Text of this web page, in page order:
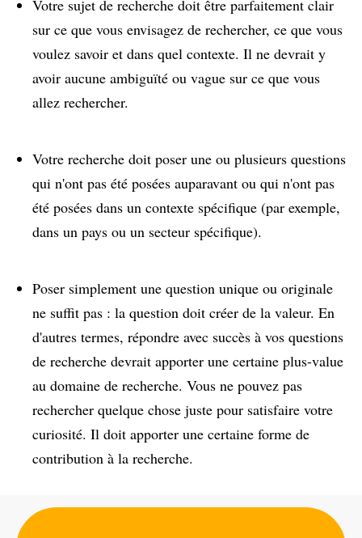
Votre sujet de recherche doit être parfaitement clair
sur ce que vous envisagez de rechercher, ce que vous
voulez savoir et dans quel contexte. Il ne devrait y
avoir aucune ambiguïté ou vague sur ce que vous
allez rechercher.
Votre recherche doit poser une ou plusieurs questions
qui n'ont pas été posées auparavant ou qui n'ont pas
été posées dans un contexte spécifique (par exemple,
dans un pays ou un secteur spécifique).
Poser simplement une question unique ou originale
ne suffit pas : la question doit créer de la valeur. En
d'autres termes, répondre avec succès à vos questions
de recherche devrait apporter une certaine plus-value
au domaine de recherche. Vous ne pouvez pas
rechercher quelque chose juste pour satisfaire votre
curiosité. Il doit apporter une certaine forme de
contribution à la recherche.